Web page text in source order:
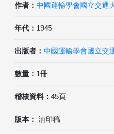
作者： 中國運輸學會國立交通
年代： 1945
出版者： 中國運輸學會國立交
數量： 1冊
稽核資料： 45頁
版本： 油印稿